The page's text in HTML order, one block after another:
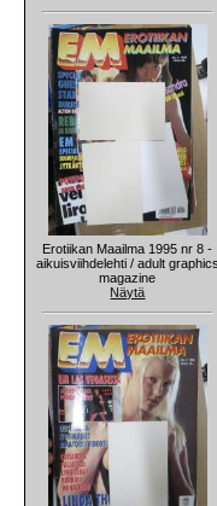
Erotiikan Maailma 1995 nr 8 -
aikuisviihdelehti / adult graphics
magazine
Näytä